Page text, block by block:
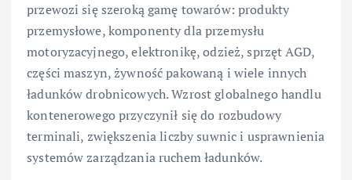
przewozi się szeroką gamę towarów: produkty
przemysłowe, komponenty dla przemysłu
motoryzacyjnego, elektronikę, odzież, sprzęt AGD,
części maszyn, żywność pakowaną i wiele innych
ładunków drobnicowych. Wzrost globalnego handlu
kontenerowego przyczynił się do rozbudowy
terminali, zwiększenia liczby suwnic i usprawnienia
systemów zarządzania ruchem ładunków.